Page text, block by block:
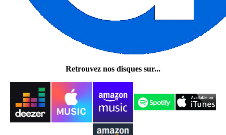
Retrouvez nos disques sur...